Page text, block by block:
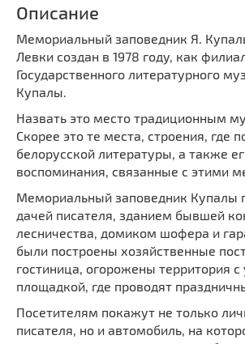
Памятники известным людям
Церкви
Монастыри
Костелы
Мечети
Синагоги
Часовни
Кирхи
Культурные центры
Театры
Галереи
Выберите район
Выберите населенный пункт
Выберите направление
Описание
Мемориальный заповедник Я.
Левки создан в 1978 году, как
Государственного литературного
Купалы.
Назвать это место традиционным
Скорее это те места, строения, где
белорусской литературы, а также
воспоминания, связанные с этими
Мемориальный заповедник Купалы
дачей писателя, зданием бывшей
лесничества, домиком шофера и
были построены хозяйственные
гостиница, огорожены территория с
площадкой, где проводят
Посетителям покажут не только
писателя, но и автомобиль, на